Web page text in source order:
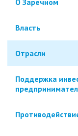
Власть
Отрасли
Поддержка